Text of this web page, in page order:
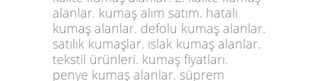
alanlar. kumaş alım satım. hatalı
kumaş alanlar. defolu kumaş alanlar.
satılık kumaşlar. ıslak kumaş alanlar.
tekstil ürünleri. kumaş fiyatları.
penye kumaş alanlar. süprem